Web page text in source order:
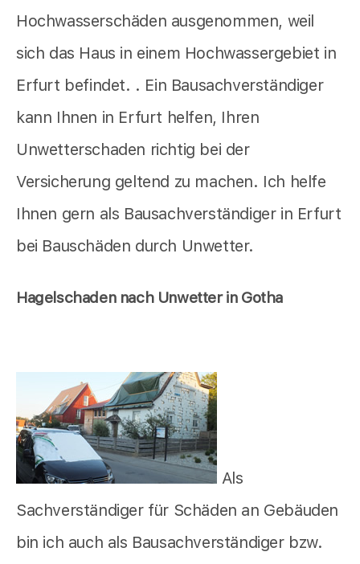
Hochwasserschäden ausgenommen, weil
sich das Haus in einem Hochwassergebiet in
Erfurt befindet. . Ein Bausachverständiger
kann Ihnen in Erfurt helfen, Ihren
Unwetterschaden richtig bei der
Versicherung geltend zu machen. Ich helfe
Ihnen gern als Bausachverständiger in Erfurt
bei Bauschäden durch Unwetter.
Hagelschaden nach Unwetter in Gotha
Als
Sachverständiger für Schäden an Gebäuden
bin ich auch als Bausachverständiger bzw.